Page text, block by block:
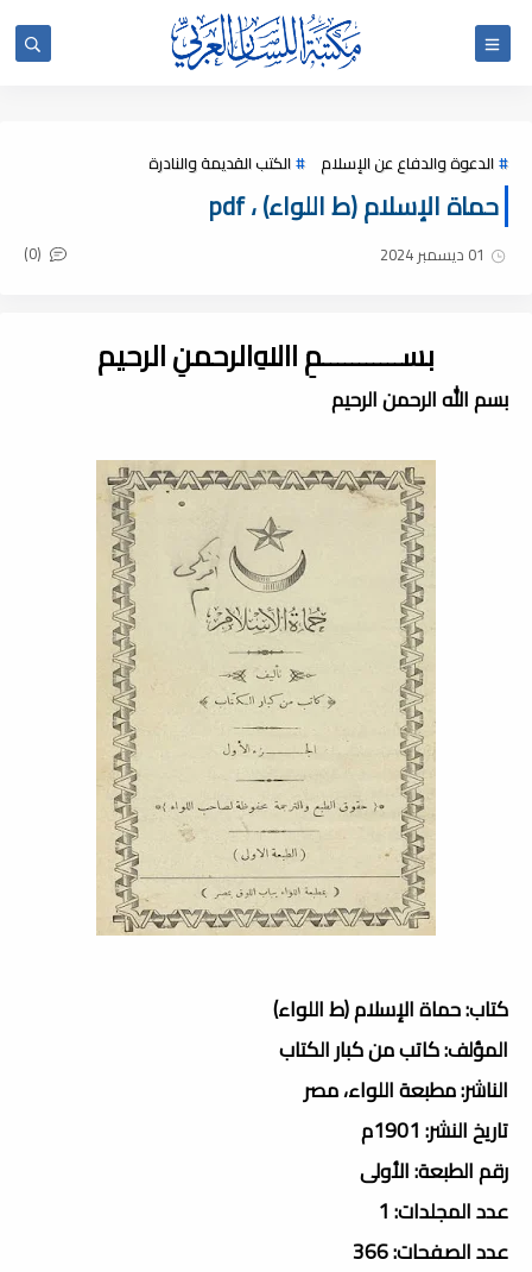
الدعوة والدفاع عن الإسلام الكتب القديمة والنادرة
حماة الإسلام (ط اللواء) ، pdf
01 ديسمبر 2024 (0)
بســـــــــــمِ اﷲِالرحمنِ الرحيم
بسم الله الرحمن الرحيم
كتاب: حماة الإسلام (ط اللواء)
المؤلف: كاتب من كبار الكتاب
الناشر: مطبعة اللواء، مصر
تاريخ النشر: 1901م
رقم الطبعة: الأولى
عدد المجلدات: 1
عدد الصفحات: 366